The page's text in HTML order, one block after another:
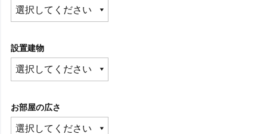
設置建物
お部屋の広さ